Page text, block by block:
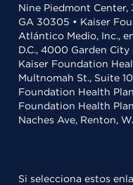
Nine Piedmont
GA 30305 • Kaiser
Atlántico Medio, Inc.,
D.C., 4000 Garden
Kaiser Foundation
Multnomah St., Suite
Foundation Health
Foundation Health
Naches Ave, Renton,
Si selecciona estos